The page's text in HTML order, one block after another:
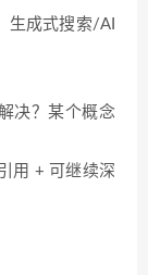
生成式搜索/AI
决？某个概念
用 + 可继续深